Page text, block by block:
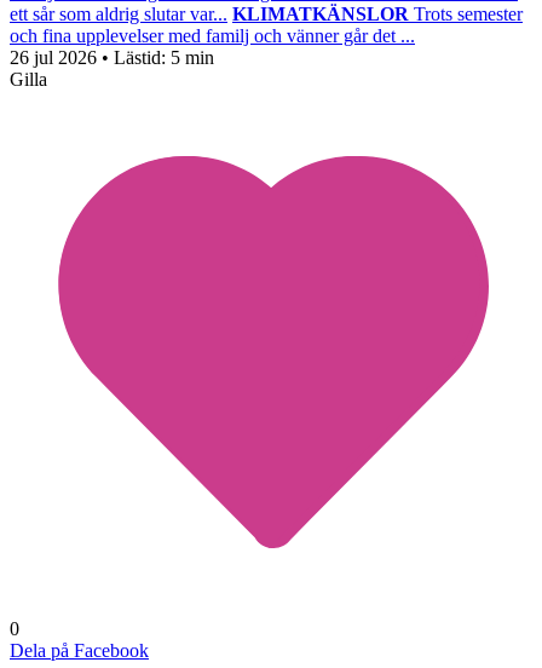
ett sår som aldrig slutar var... KLIMATKÄNSLOR Trots semester
och fina upplevelser med familj och vänner går det ...
26 jul 2026 • Lästid: 5 min
Gilla
0
Dela på Facebook